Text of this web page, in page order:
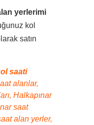
yerlerimi
kol
satın
saati
alanlar,
Halkapınar
saat
alan yerler,